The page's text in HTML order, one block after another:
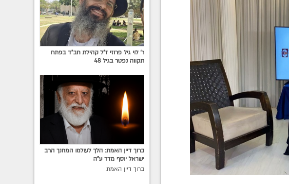
ר' לוי גיל פרוזי ז"ל קהילת חב"ד בפתח
תקווה נפטר בגיל 48
ברוך דיין האמת: הלך לעולמו המחנך הרב
ישראל יוסף מדר ע"ה
ברוך דיין האמת